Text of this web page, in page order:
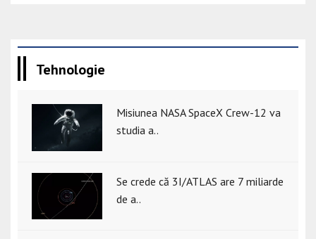
Tehnologie
Misiunea NASA SpaceX Crew-12 va
studia a..
Se crede că 3I/ATLAS are 7 miliarde
de a..